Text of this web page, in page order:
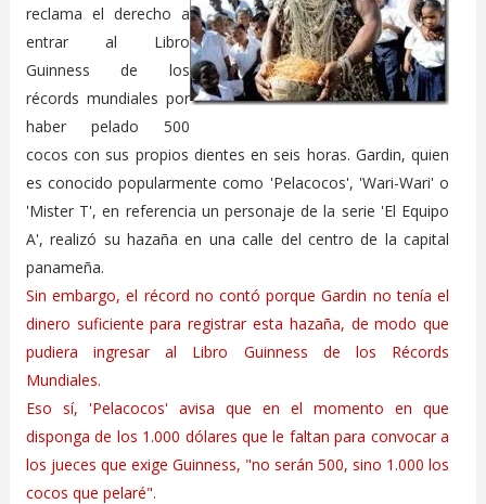
reclama el derecho a
entrar al Libro
Guinness de los
récords mundiales por
haber pelado 500
cocos con sus propios dientes en seis horas. Gardin, quien
es conocido popularmente como 'Pelacocos', 'Wari-Wari' o
'Mister T', en referencia un personaje de la serie 'El Equipo
A', realizó su hazaña en una calle del centro de la capital
panameña.
Sin embargo, el récord no contó porque Gardin no tenía el
dinero suficiente para registrar esta hazaña, de modo que
pudiera ingresar al Libro Guinness de los Récords
Mundiales.
Eso sí, 'Pelacocos' avisa que en el momento en que
disponga de los 1.000 dólares que le faltan para convocar a
los jueces que exige Guinness, "no serán 500, sino 1.000 los
cocos que pelaré".